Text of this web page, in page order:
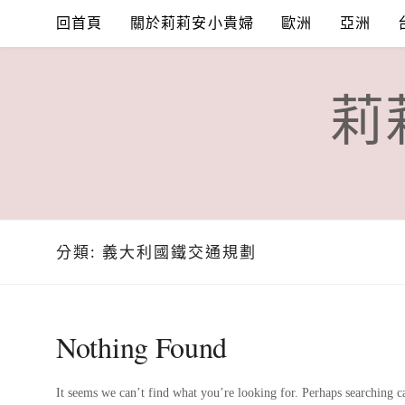
回首頁 關於莉莉安小貴婦 歐洲 亞洲
莉
分類: 義大利國鐵交通規劃
Nothing Found
It seems we can’t find what you’re looking for. Perhaps searching